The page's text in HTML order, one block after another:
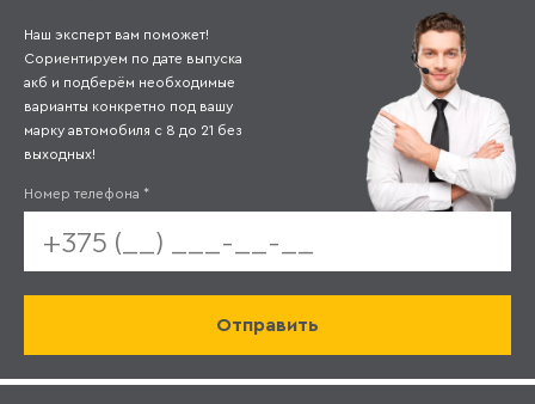
Наш эксперт вам поможет!
Сориентируем по дате выпуска
акб и подберём необходимые
варианты конкретно под вашу
марку автомобиля с 8 до 21 без
выходных!
Номер телефона *